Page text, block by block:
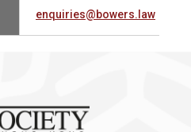
enquiries@bowers.law